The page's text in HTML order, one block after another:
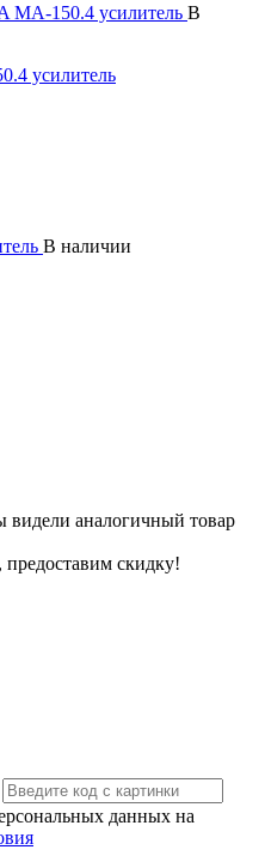
В
усилитель
В наличии
видели аналогичный товар
скидку!
данных на